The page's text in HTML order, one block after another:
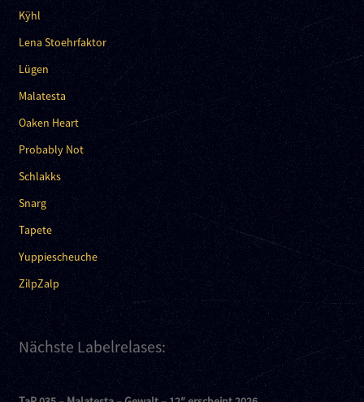
Kÿhl
Lena Stoehrfaktor
Lügen
Malatesta
Oaken Heart
Probably Not
Schlakks
Snarg
Tapete
Yuppiescheuche
ZilpZalp
Nächste Labelrelases: